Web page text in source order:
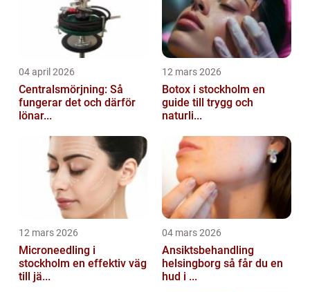
04 april 2026
Centralsmörjning: Så
fungerar det och därför
lönar...
12 mars 2026
Botox i stockholm en
guide till trygg och
naturli...
12 mars 2026
Microneedling i
stockholm en effektiv väg
till jä...
04 mars 2026
Ansiktsbehandling
helsingborg så får du en
hud i ...